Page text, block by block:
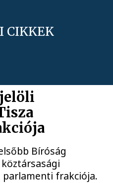
CIKKEK
Bíróság
parlamenti frakciója.